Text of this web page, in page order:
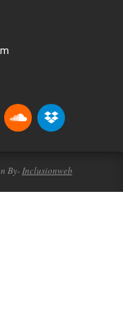
By-Inclusionweb